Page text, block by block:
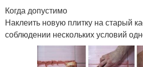
Когда допустимо
Наклеить новую плитку на старый
соблюдении нескольких условий